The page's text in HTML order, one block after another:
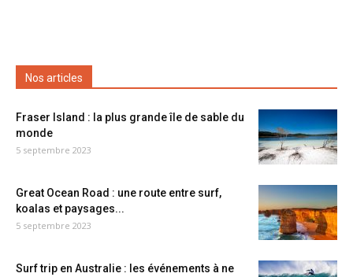
Nos articles
Fraser Island : la plus grande île de sable du
monde
5 septembre 2023
Great Ocean Road : une route entre surf,
koalas et paysages...
5 septembre 2023
Surf trip en Australie : les événements à ne